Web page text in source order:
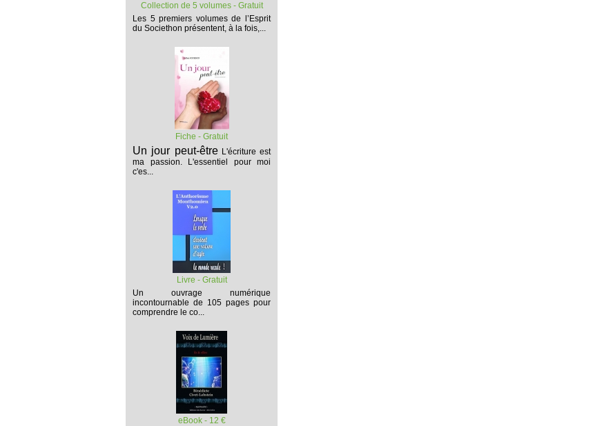
Collection de 5 volumes - Gratuit
Les 5 premiers volumesde l’Esprit
du Societhon présentent, à la fois,...
Fiche - Gratuit
Un jour peut-être L'écriture est
ma passion. L'essentiel pour moi
c'es...
Livre - Gratuit
Un ouvrage numérique
incontournable de 105 pages pour
comprendre le co...
eBook - 12 €